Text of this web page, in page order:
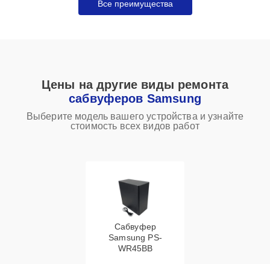
Все преимущества
Цены на другие виды ремонта
сабвуферов Samsung
Выберите модель вашего устройства и узнайте
стоимость всех видов работ
Сабвуфер
Samsung PS-
WR45BB